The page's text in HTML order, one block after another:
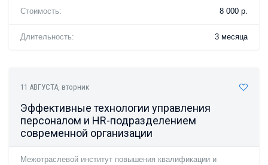
Стоимость: 8 000 р.
Длительность: 3 месяца
11 АВГУСТА, вторник
Эффективные технологии управления
персоналом и HR-подразделением
современной организации
Межотраслевой институт повышения квалификации и